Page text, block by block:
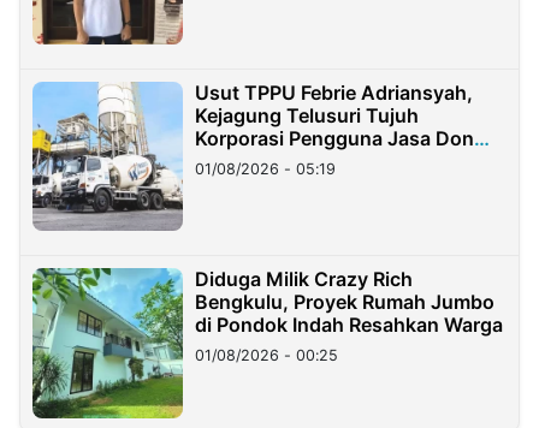
Usut TPPU Febrie Adriansyah,
Kejagung Telusuri Tujuh
Korporasi Pengguna Jasa Don
Ritto
01/08/2026 - 05:19
Diduga Milik Crazy Rich
Bengkulu, Proyek Rumah Jumbo
di Pondok Indah Resahkan Warga
01/08/2026 - 00:25